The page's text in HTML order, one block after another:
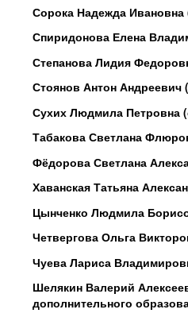
Сорока Надежда Ивановна
Спиридонова Елена
Степанова Лидия
Стоянов Антон Андреевич
Сухих Людмила Петровна
Табакова Светлана
Фёдорова Светлана
Хаванская Татьяна
Цынченко Людмила
Четвергова Ольга
Чуева Лариса
Шелякин Валерий
дополнительного